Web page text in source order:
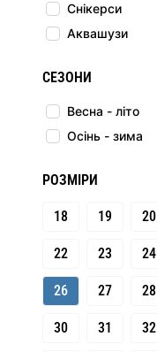
Снікерси
Аквашузи
СЕЗОНИ
Весна - літо
Осінь - зима
РОЗМІРИ
18 19 20
22 23 24
26 27 28
30 31 32